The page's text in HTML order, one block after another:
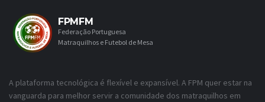
FPMFM
Federação Portuguesa
Matraquilhos e Futebol de Mesa
A plataforma tecnológica é flexível e expansível. A FPM quer estar na
vanguarda para melhor servir a comunidade dos matraquilhos em